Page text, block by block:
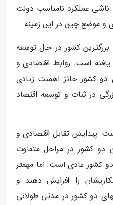
ناشی عملکرد نامناسب دولت
و موضع چین در این زمینه.
کشور در حال توسعه
است. روابط اقتصادی و
دو کشور حائز اهمیت زیادی
در ثبات و توسعه اقتصاد
پیدایش تقابل اقتصادی و
دو کشور در مراحل متفاوت
کشور عادی است. اما مهمتر
را افزایش دهند و
دو کشور در مدتی طولانی